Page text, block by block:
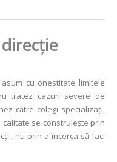
cu onestitate limitele
tratez cazuri severe de
către colegi specializați,
se construiește prin
nu prin a încerca să faci